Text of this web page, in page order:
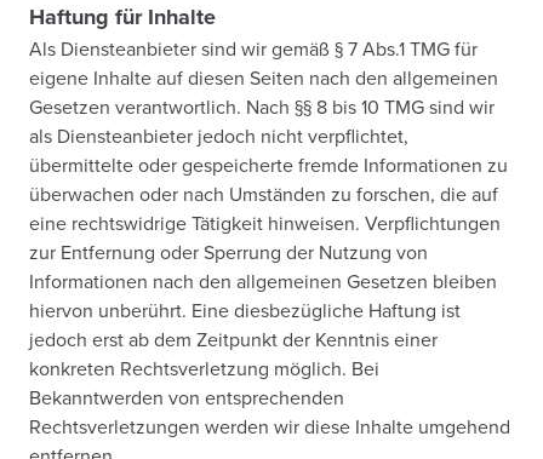
Haftung für Inhalte
Als Diensteanbieter sind wir gemäß § 7 Abs.1 TMG für
eigene Inhalte auf diesen Seiten nach den allgemeinen
Gesetzen verantwortlich. Nach §§ 8 bis 10 TMG sind wir
als Diensteanbieter jedoch nicht verpflichtet,
übermittelte oder gespeicherte fremde Informationen zu
überwachen oder nach Umständen zu forschen, die auf
eine rechtswidrige Tätigkeit hinweisen. Verpflichtungen
zur Entfernung oder Sperrung der Nutzung von
Informationen nach den allgemeinen Gesetzen bleiben
hiervon unberührt. Eine diesbezügliche Haftung ist
jedoch erst ab dem Zeitpunkt der Kenntnis einer
konkreten Rechtsverletzung möglich. Bei
Bekanntwerden von entsprechenden
Rechtsverletzungen werden wir diese Inhalte umgehend